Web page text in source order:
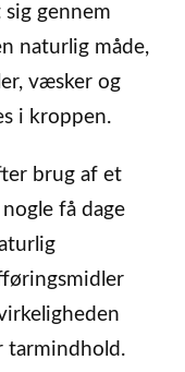
gennem
naturlig måde,
væsker og
i kroppen.
brug af et
få dage
tarmindhold.